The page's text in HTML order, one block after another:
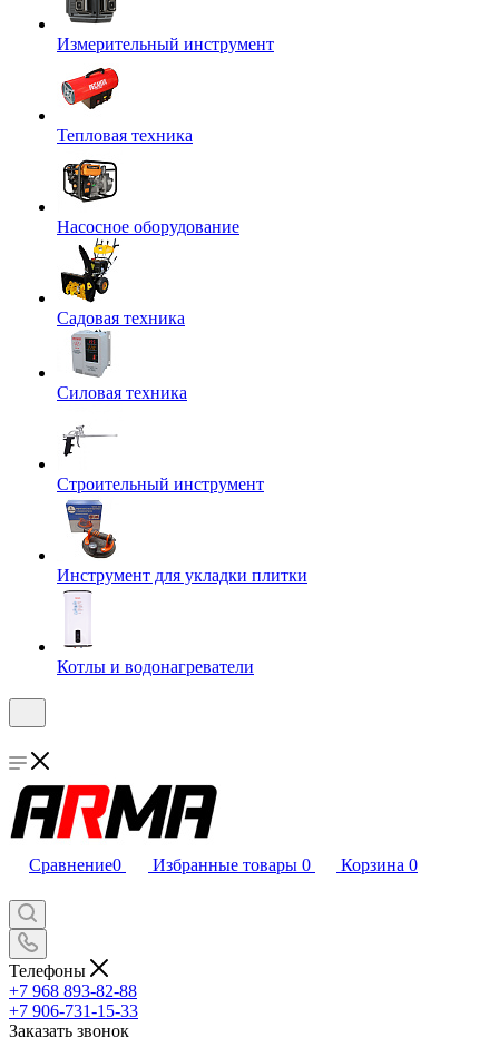
Измерительный инструмент
Тепловая техника
Насосное оборудование
Садовая техника
Силовая техника
Строительный инструмент
Инструмент для укладки плитки
Котлы и водонагреватели
Сравнение0 Избранные товары 0 Корзина 0
Телефоны
+7 968 893-82-88
+7 906-731-15-33
Заказать звонок